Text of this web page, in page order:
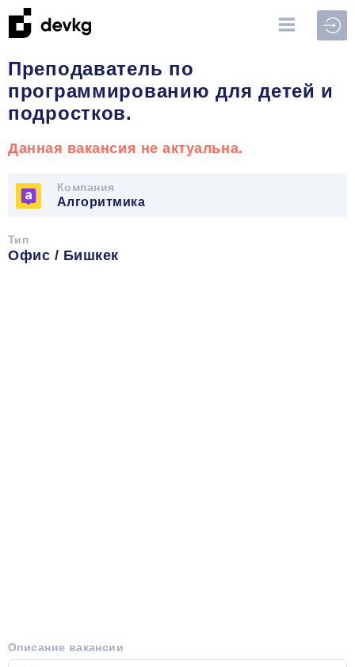
Преподаватель по
программированию для детей и
подростков.
Данная вакансия не актуальна.
Компания
Алгоритмика
Тип
Офис / Бишкек
Описание вакансии